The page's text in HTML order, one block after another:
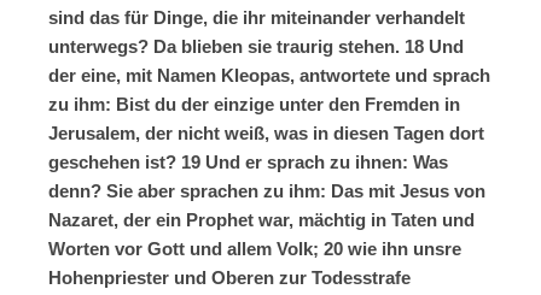
sind das für Dinge, die ihr miteinander verhandelt
unterwegs? Da blieben sie traurig stehen. 18 Und
der eine, mit Namen Kleopas, antwortete und sprach
zu ihm: Bist du der einzige unter den Fremden in
Jerusalem, der nicht weiß, was in diesen Tagen dort
geschehen ist? 19 Und er sprach zu ihnen: Was
denn? Sie aber sprachen zu ihm: Das mit Jesus von
Nazaret, der ein Prophet war, mächtig in Taten und
Worten vor Gott und allem Volk; 20 wie ihn unsre
Hohenpriester und Oberen zur Todesstrafe